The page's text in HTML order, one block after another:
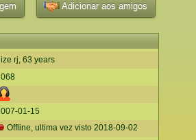
Adicionar aos amigos
rj, 63 years
01-15
Offline, ultima vez visto 2018-09-02